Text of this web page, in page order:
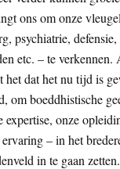
ons om onze
psychiatrie,
etc. – te verkennen.
het dat het nu tijd is
om boeddhistische
expertise, onze
– in het
in te gaan